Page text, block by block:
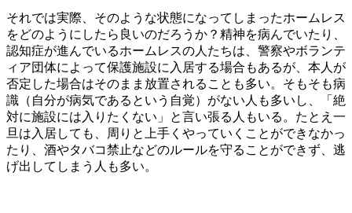
それでは実際、そのような状態になってしまったホームレス
をどのようにしたら良いのだろうか？精神を病んでいたり、
認知症が進んでいるホームレスの人たちは、警察やボランテ
ィア団体によって保護施設に入居する場合もあるが、本人が
否定した場合はそのまま放置されることも多い。そもそも病
識（自分が病気であるという自覚）がない人も多いし、「絶
対に施設には入りたくない」と言い張る人もいる。たとえ一
旦は入居しても、周りと上手くやっていくことができなかっ
たり、酒やタバコ禁止などのルールを守ることができず、逃
げ出してしまう人も多い。